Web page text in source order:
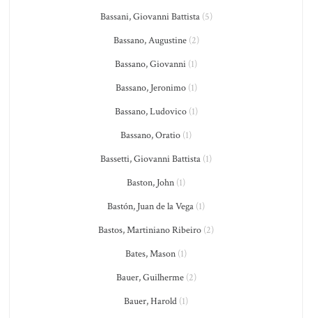
Bassani, Giovanni Battista(5)
Bassano, Augustine(2)
Bassano, Giovanni (1)
Bassano, Jeronimo(1)
Bassano, Ludovico(1)
Bassano, Oratio (1)
Bassetti, Giovanni Battista (1)
Baston, John (1)
Bastón, Juan de la Vega (1)
Bastos, Martiniano Ribeiro (2)
Bates, Mason (1)
Bauer, Guilherme(2)
Bauer, Harold (1)